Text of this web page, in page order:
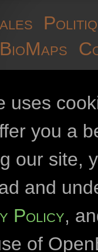
cookies
Université
Université
du parc
du parc
uses
you a
our site,
and
Policy,
of